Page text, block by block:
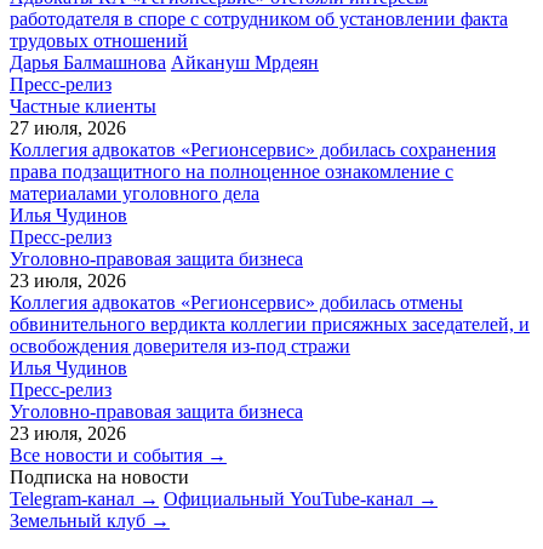
работодателя в споре с сотрудником об установлении факта
трудовых отношений
Дарья Балмашнова Айкануш Мрдеян
Пресс-релиз
Частные клиенты
27 июля, 2026
Коллегия адвокатов «Регионсервис» добилась сохранения
права подзащитного на полноценное ознакомление с
материалами уголовного дела
Илья Чудинов
Пресс-релиз
Уголовно-правовая защита бизнеса
23 июля, 2026
Коллегия адвокатов «Регионсервис» добилась отмены
обвинительного вердикта коллегии присяжных заседателей, и
освобождения доверителя из-под стражи
Илья Чудинов
Пресс-релиз
Уголовно-правовая защита бизнеса
23 июля, 2026
Все новости и события →
Подписка на новости
Telegram-канал → Официальный YouTube-канал →
Земельный клуб →